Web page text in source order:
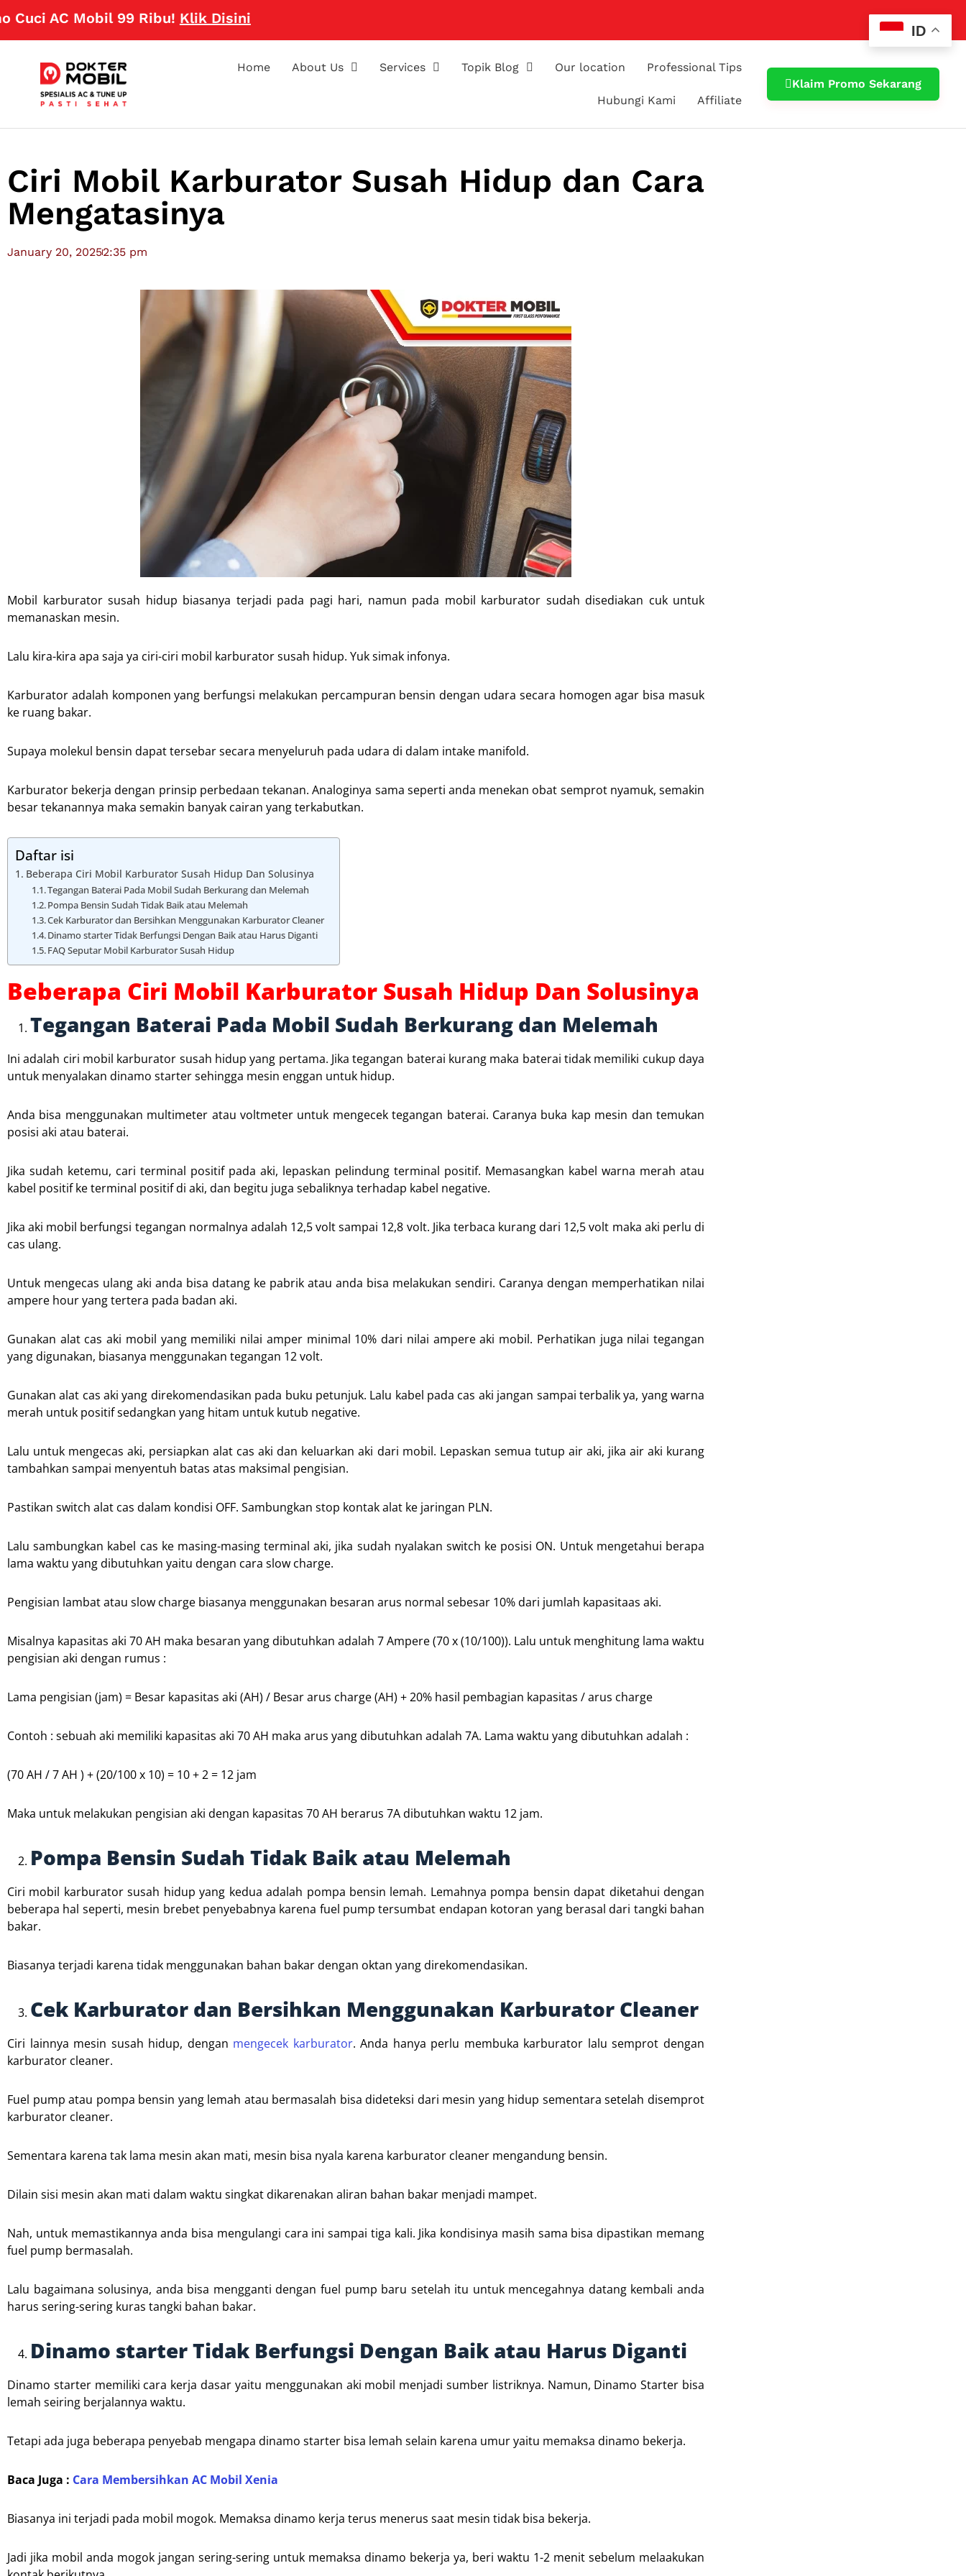
Mobil 99 Ribu!Klik Disini
Home About Us Services Topik Blog Our location Professional Tips
Hubungi Kami Affiliate
Klaim Promo Sekarang
Ciri Mobil Karburator Susah Hidup dan Cara
Mengatasinya
January 20, 20252:35 pm
Mobil karburator susah hidup biasanya terjadi pada pagi hari, namun pada mobil karburator sudah disediakan cuk untuk
memanaskan mesin.
Lalu kira-kira apa saja ya ciri-ciri mobil karburator susah hidup. Yuk simak infonya.
Karburator adalah komponen yang berfungsi melakukan percampuran bensin dengan udara secara homogen agar bisa masuk
ke ruang bakar.
Supaya molekul bensin dapat tersebar secara menyeluruh pada udara di dalam intake manifold.
Karburator bekerja dengan prinsip perbedaan tekanan. Analoginya sama seperti anda menekan obat semprot nyamuk, semakin
besar tekanannya maka semakin banyak cairan yang terkabutkan.
Daftar isi
Beberapa Ciri Mobil Karburator Susah Hidup Dan Solusinya
Tegangan Baterai Pada Mobil Sudah Berkurang dan Melemah
Pompa Bensin Sudah Tidak Baik atau Melemah
Cek Karburator dan Bersihkan Menggunakan Karburator Cleaner
Dinamo starter Tidak Berfungsi Dengan Baik atau Harus Diganti
FAQ Seputar Mobil Karburator Susah Hidup
Beberapa Ciri Mobil Karburator Susah Hidup Dan Solusinya
Tegangan Baterai Pada Mobil Sudah Berkurang dan Melemah
Ini adalah ciri mobil karburator susah hidup yang pertama. Jika tegangan baterai kurang maka baterai tidak memiliki cukup daya
untuk menyalakan dinamo starter sehingga mesin enggan untuk hidup.
Anda bisa menggunakan multimeter atau voltmeter untuk mengecek tegangan baterai. Caranya buka kap mesin dan temukan
posisi aki atau baterai.
Jika sudah ketemu, cari terminal positif pada aki, lepaskan pelindung terminal positif. Memasangkan kabel warna merah atau
kabel positif ke terminal positif di aki, dan begitu juga sebaliknya terhadap kabel negative.
Jika aki mobil berfungsi tegangan normalnya adalah 12,5 volt sampai 12,8 volt. Jika terbaca kurang dari 12,5 volt maka aki perlu di
cas ulang.
Untuk mengecas ulang aki anda bisa datang ke pabrik atau anda bisa melakukan sendiri. Caranya dengan memperhatikan nilai
ampere hour yang tertera pada badan aki.
Gunakan alat cas aki mobil yang memiliki nilai amper minimal 10% dari nilai ampere aki mobil. Perhatikan juga nilai tegangan
yang digunakan, biasanya menggunakan tegangan 12 volt.
Gunakan alat cas aki yang direkomendasikan pada buku petunjuk. Lalu kabel pada cas aki jangan sampai terbalik ya, yang warna
merah untuk positif sedangkan yang hitam untuk kutub negative.
Lalu untuk mengecas aki, persiapkan alat cas aki dan keluarkan aki dari mobil. Lepaskan semua tutup air aki, jika air aki kurang
tambahkan sampai menyentuh batas atas maksimal pengisian.
Pastikan switch alat cas dalam kondisi OFF. Sambungkan stop kontak alat ke jaringan PLN.
Lalu sambungkan kabel cas ke masing-masing terminal aki, jika sudah nyalakan switch ke posisi ON. Untuk mengetahui berapa
lama waktu yang dibutuhkan yaitu dengan cara slow charge.
Pengisian lambat atau slow charge biasanya menggunakan besaran arus normal sebesar 10% dari jumlah kapasitaas aki.
Misalnya kapasitas aki 70 AH maka besaran yang dibutuhkan adalah 7 Ampere (70 x (10/100)). Lalu untuk menghitung lama waktu
pengisian aki dengan rumus :
Lama pengisian (jam) = Besar kapasitas aki (AH) / Besar arus charge (AH) + 20% hasil pembagian kapasitas / arus charge
Contoh : sebuah aki memiliki kapasitas aki 70 AH maka arus yang dibutuhkan adalah 7A. Lama waktu yang dibutuhkan adalah :
(70 AH / 7 AH ) + (20/100 x 10) = 10 + 2 = 12 jam
Maka untuk melakukan pengisian aki dengan kapasitas 70 AH berarus 7A dibutuhkan waktu 12 jam.
Pompa Bensin Sudah Tidak Baik atau Melemah
Ciri mobil karburator susah hidup yang kedua adalah pompa bensin lemah. Lemahnya pompa bensin dapat diketahui dengan
beberapa hal seperti, mesin brebet penyebabnya karena fuel pump tersumbat endapan kotoran yang berasal dari tangki bahan
bakar.
Biasanya terjadi karena tidak menggunakan bahan bakar dengan oktan yang direkomendasikan.
Cek Karburator dan Bersihkan Menggunakan Karburator Cleaner
Ciri lainnya mesin susah hidup, dengan mengecek karburator. Anda hanya perlu membuka karburator lalu semprot dengan
karburator cleaner.
Fuel pump atau pompa bensin yang lemah atau bermasalah bisa dideteksi dari mesin yang hidup sementara setelah disemprot
karburator cleaner.
Sementara karena tak lama mesin akan mati, mesin bisa nyala karena karburator cleaner mengandung bensin.
Dilain sisi mesin akan mati dalam waktu singkat dikarenakan aliran bahan bakar menjadi mampet.
Nah, untuk memastikannya anda bisa mengulangi cara ini sampai tiga kali. Jika kondisinya masih sama bisa dipastikan memang
fuel pump bermasalah.
Lalu bagaimana solusinya, anda bisa mengganti dengan fuel pump baru setelah itu untuk mencegahnya datang kembali anda
harus sering-sering kuras tangki bahan bakar.
Dinamo starter Tidak Berfungsi Dengan Baik atau Harus Diganti
Dinamo starter memiliki cara kerja dasar yaitu menggunakan aki mobil menjadi sumber listriknya. Namun, Dinamo Starter bisa
lemah seiring berjalannya waktu.
Tetapi ada juga beberapa penyebab mengapa dinamo starter bisa lemah selain karena umur yaitu memaksa dinamo bekerja.
Baca Juga : Cara Membersihkan AC Mobil Xenia
Biasanya ini terjadi pada mobil mogok. Memaksa dinamo kerja terus menerus saat mesin tidak bisa bekerja.
Jadi jika mobil anda mogok jangan sering-sering untuk memaksa dinamo bekerja ya, beri waktu 1-2 menit sebelum melaakukan
ID